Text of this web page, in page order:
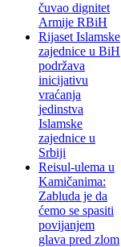
čuvao dignitet
Armije RBiH
Rijaset Islamske
zajednice u BiH
podržava
inicijativu
vraćanja
jedinstva
Islamske
zajednice u
Srbiji
Reisul-ulema u
Kamičanima:
Zabluda je da
ćemo se spasiti
povijanjem
glava pred zlom